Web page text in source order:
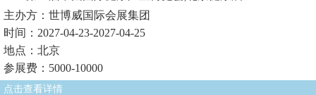
主办方：世博威国际会展集团
时间：2027-04-23-2027-04-25
地点：北京
参展费：5000-10000
点击查看详情